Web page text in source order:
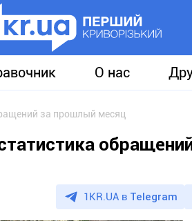
О нас
за прошлый месяц
1KR.UA в Telegram